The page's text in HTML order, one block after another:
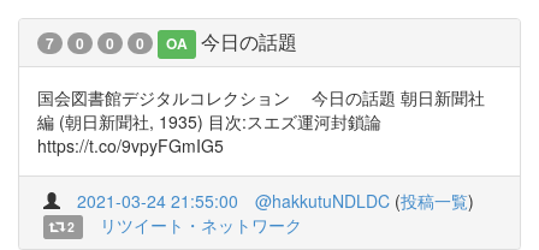
7 0 0 0 OA 今日の話題
国会図書館デジタルコレクション 今日の話題 朝日新聞社
編 (朝日新聞社, 1935) 目次:スエズ運河封鎖論
https://t.co/9vpyFGmIG5
2021-03-24 21:55:00 @hakkutuNDLDC (投稿一覧)
2 リツイート・ネットワーク